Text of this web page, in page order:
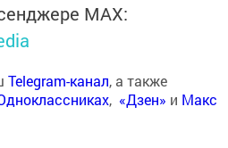
MАХ:
Telegram-канал, а также
, «Дзен» и Макс